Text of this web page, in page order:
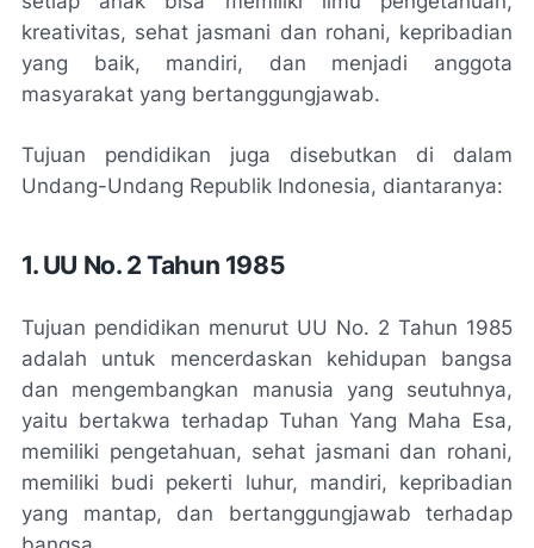
kreativitas, sehat jasmani dan rohani, kepribadian
yang baik, mandiri, dan menjadi anggota
masyarakat yang bertanggungjawab.
Tujuan pendidikan juga disebutkan di dalam
Undang-Undang Republik Indonesia, diantaranya:
1. UU No. 2 Tahun 1985
Tujuan pendidikan menurut UU No. 2 Tahun 1985
adalah untuk mencerdaskan kehidupan bangsa
dan mengembangkan manusia yang seutuhnya,
yaitu bertakwa terhadap Tuhan Yang Maha Esa,
memiliki pengetahuan, sehat jasmani dan rohani,
memiliki budi pekerti luhur, mandiri, kepribadian
yang mantap, dan bertanggungjawab terhadap